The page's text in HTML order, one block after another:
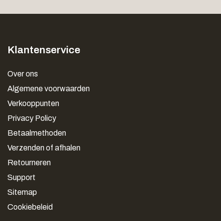
Klantenservice
Over ons
Algemene voorwaarden
Verkooppunten
Privacy Policy
Betaalmethoden
Verzenden of afhalen
Retourneren
Support
Sitemap
Cookiebeleid